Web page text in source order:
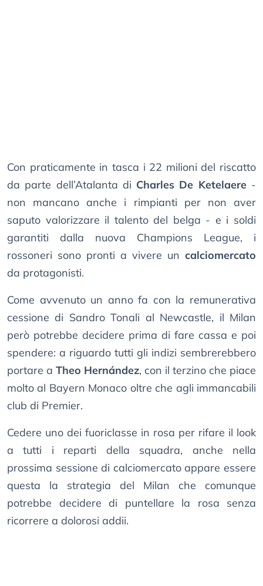
Con praticamente in tasca i 22 milioni del riscatto
da parte dell’Atalanta di Charles De Ketelaere-
non mancano anche i rimpianti per non aver
saputo valorizzare il talento del belga - e i soldi
garantiti dalla nuova Champions League, i
rossoneri sono pronti a vivere un calciomercato
da protagonisti.
Come avvenuto un anno fa con la remunerativa
cessione di Sandro Tonali al Newcastle, il Milan
però potrebbe decidere prima di fare cassa e poi
spendere: a riguardo tutti gli indizi sembrerebbero
portare a Theo Hernández, con il terzino che piace
molto al Bayern Monaco oltre che agli immancabili
club di Premier.
Cedere uno dei fuoriclasse in rosa per rifare il look
a tutti i reparti della squadra, anche nella
prossima sessione di calciomercato appare essere
questa la strategia del Milan che comunque
potrebbe decidere di puntellare la rosa senza
ricorrere a dolorosi addii.